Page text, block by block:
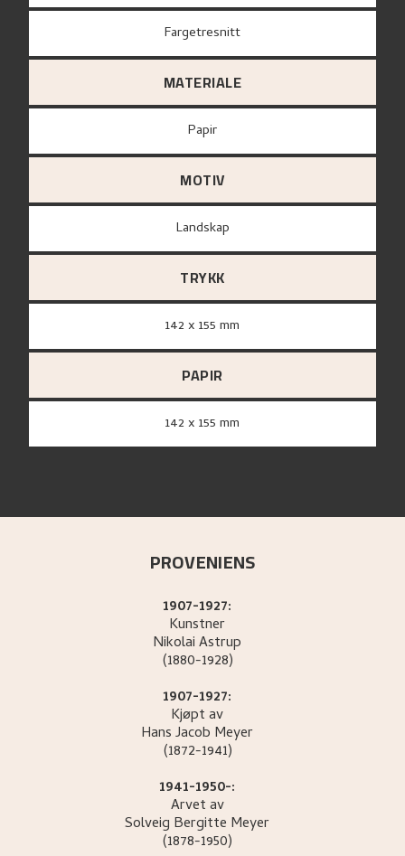
Fargetresnitt
MATERIALE
papir
MOTIV
Landskap
TRYKK
142 x 155 mm
PAPIR
142 x 155 mm
PROVENIENS
1907-1927:
Kunstner
NikolaiAstrup
(1880-1928)
1907-1927:
Kjøpt av
Hans Jacob Meyer
(1872-1941)
1941-1950-:
Arvet av
Solveig Bergitte Meyer
(1878-1950)